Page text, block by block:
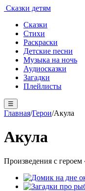
Сказки детям
Сказки
Стихи
Раскраски
Детские песни
Музыка на ночь
Аудиосказки
Загадки
Плейлисты
☰
Главная/Герои/Акула
Акула
Произведения с